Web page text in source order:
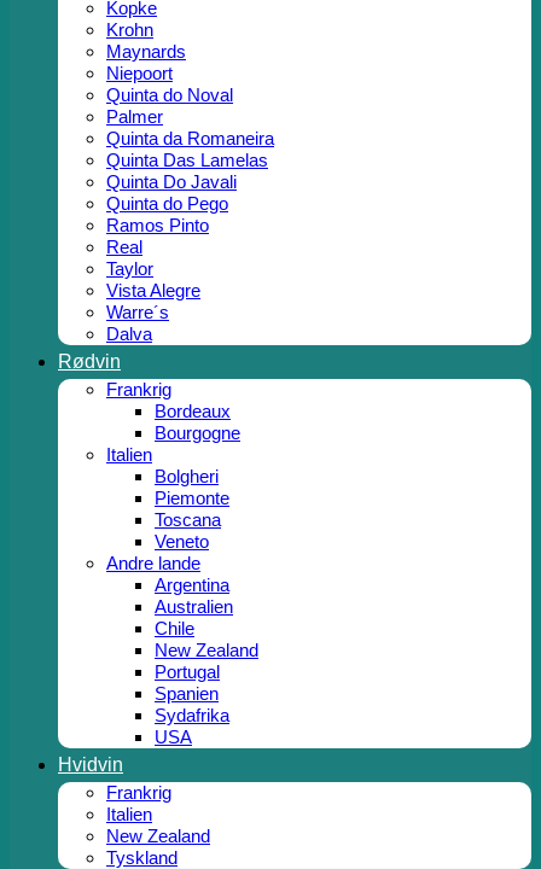
Kopke
Krohn
Maynards
Niepoort
Quinta do Noval
Palmer
Quinta da Romaneira
Quinta Das Lamelas
Quinta Do Javali
Quinta do Pego
Ramos Pinto
Real
Taylor
Vista Alegre
Warre´s
Dalva
Rødvin
Frankrig
Bordeaux
Bourgogne
Italien
Bolgheri
Piemonte
Toscana
Veneto
Andre lande
Argentina
Australien
Chile
New Zealand
Portugal
Spanien
Sydafrika
USA
Hvidvin
Frankrig
Italien
New Zealand
Tyskland